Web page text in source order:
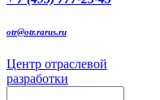
otr@otr.rarus.ru
Центр отраслевой
разработки